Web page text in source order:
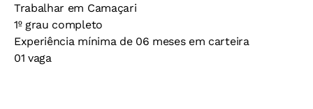
Trabalhar em Camaçari
1º grau completo
Experiência mínima de 06 meses em carteira
01 vaga